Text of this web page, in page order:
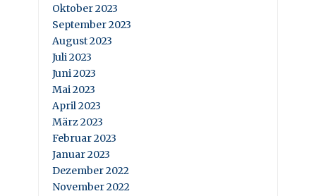
Oktober 2023
September 2023
August 2023
Juli 2023
Juni 2023
Mai 2023
April 2023
März 2023
Februar 2023
Januar 2023
Dezember 2022
November 2022